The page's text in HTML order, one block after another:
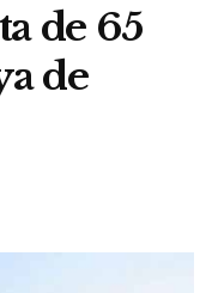
de 65
de